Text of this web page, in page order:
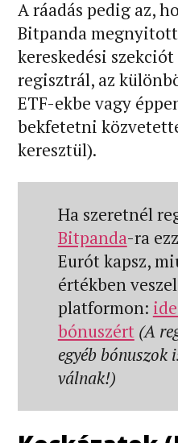
A ráadás pedig az,
Bitpanda
kereskedési
regisztrál, az
ETF-ekbe vagy
bekfetetni
keresztül).
Ha szeretnél
Bitpanda-ra
Eurót kapsz,
értékben
platformon:
bónuszért (A
egyéb bónuszok
válnak!)